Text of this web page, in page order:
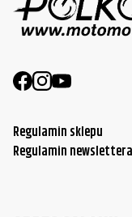
Regulamin sklepu
Regulamin newslettera